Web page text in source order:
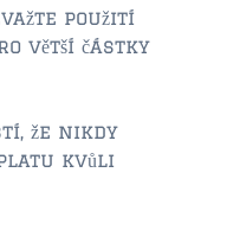
použití
větší částky
že nikdy
kvůli